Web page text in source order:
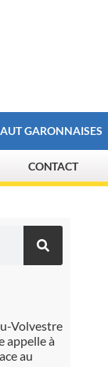
GARONNAISES
CONTACT
Volvestre
appelle à
au